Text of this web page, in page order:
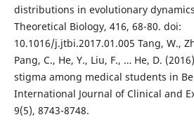
distributions in evolutionary
Theoretical Biology, 416, 68-80. doi:
10.1016/j.jtbi.2017.01.005 Tang, W.,
Pang, C., He, Y., Liu, F., … He, D.
stigma among medical students in
International Journal of Clinical and
9(5), 8743-8748.